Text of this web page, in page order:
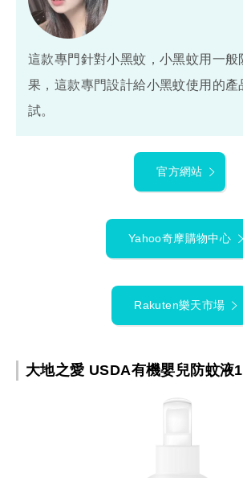
這款專門針對小黑蚊，小黑蚊用一般
果，這款專門設計給小黑蚊使用的產
試。
官方網站
Yahoo奇摩購物中心
Rakuten樂天市場
大地之愛 USDA有機嬰兒防蚊液